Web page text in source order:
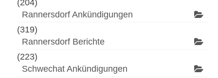
(204)
Rannersdorf Ankündigungen
(319)
Rannersdorf Berichte
(223)
Schwechat Ankündigungen